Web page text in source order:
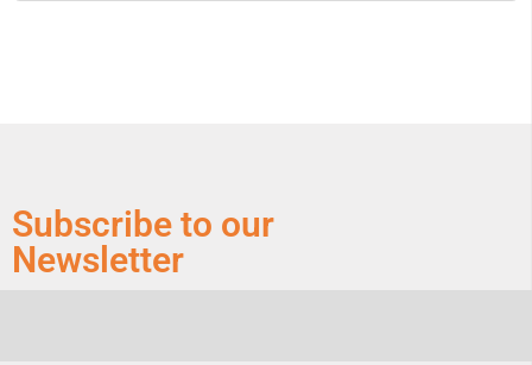
Subscribe to our
Newsletter